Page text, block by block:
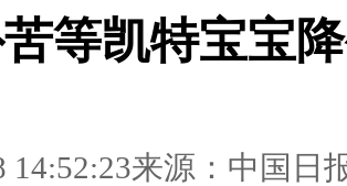
等凯特宝宝
14:52:23来源：中国日